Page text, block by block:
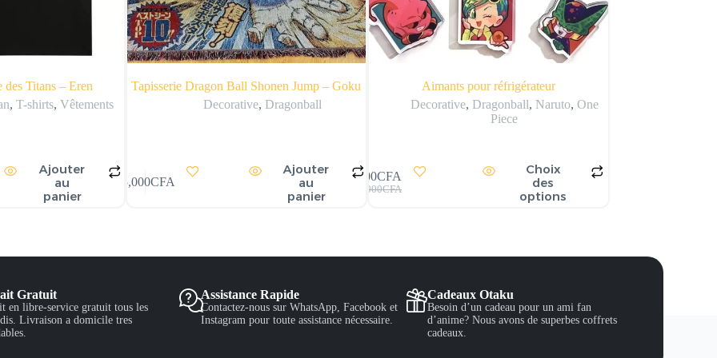
Titans – Eren
, T-shirts, Vêtements
Ajouter
au
panier
Tapisserie Dragon Ball Shonen Jump – Goku
Decorative, Dragonball
25,000CFA
Ajouter
au
panier
Aimants pour réfrigérateur
Decorative, Dragonball, Naruto, One
Piece
1,000CFA
500CFA
Choix
des
options
5,500
Gratuit
en libre-service gratuit tous les
Livraison a domicile tres
Assistance Rapide
Contactez-nous sur WhatsApp, Facebook et
Instagram pour toute assistance nécessaire.
Cadeaux Otaku
Besoin d’un cadeau pour un ami fan
d’anime? Nous avons de superbes coffrets
cadeaux.